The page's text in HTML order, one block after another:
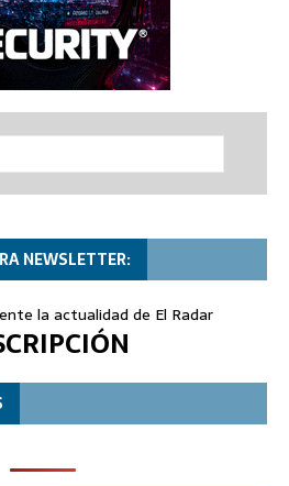
NEWSLETTER:
la actualidad de El Radar